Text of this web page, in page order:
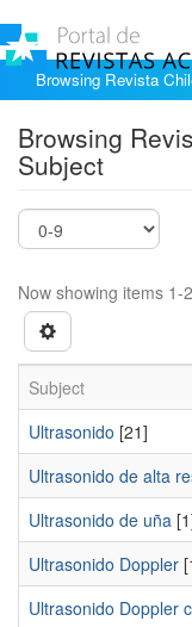
Browsing Revista
Browsing
Subject
Now showing items 1-
Subject
Ultrasonido [21]
Ultrasonido de alta
Ultrasonido de uña
Ultrasonido Doppler
Ultrasonido Doppler